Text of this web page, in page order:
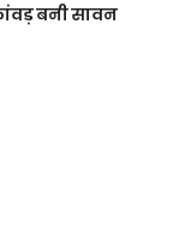
बनी सावन